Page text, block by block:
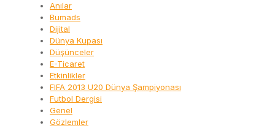
Anılar
Bumads
Dijital
Dünya Kupası
Düşünceler
E-Ticaret
Etkinlikler
FIFA 2013 U20 Dünya Şampiyonası
Futbol Dergisi
Genel
Gözlemler